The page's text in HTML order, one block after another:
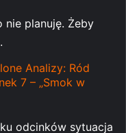
planuję. Żeby
Analizy: Ród
7 – „Smok w
odcinków sytuacja